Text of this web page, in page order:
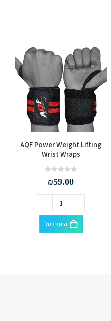
AQF Power Weight Lifting
Wrist Wraps
₪59.00
הוסף לסל